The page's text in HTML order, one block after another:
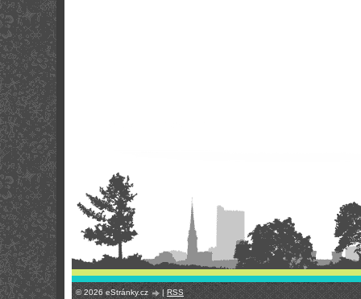
© 2026 eStránky.cz |RSS